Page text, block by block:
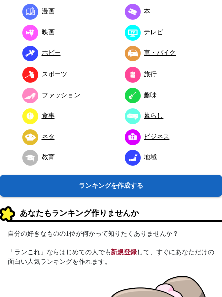
漫画 本
映画 テレビ
ホビー 車・バイク
スポーツ 旅行
ファッション 趣味
食事 暮らし
ネタ ビジネス
教育 地域
ランキングを作成する
あなたもランキング作りませんか
自分の好きなものの1位が何かって知りたくありませんか？
「ランこれ」ならはじめての人でも新規登録して、すぐにあなただけの
面白い人気ランキングを作れます。